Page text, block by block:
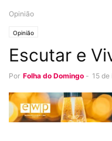
Opinião
Opinião
Escutar e
Por Folha do Domingo - 15 de